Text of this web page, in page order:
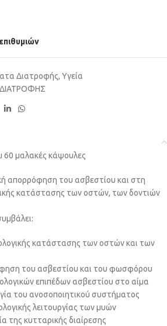
Διατροφής, Υγεία
60 μαλακές κάψουλες
απορρόφηση του ασβεστίου και στη
κατάστασης των οστών, των δοντιών
κατάστασης των οστών και των
του ασβεστίου και του φωσφόρου
επιπέδων ασβεστίου στο αίμα
του ανοσοποιητικού συστήματος
λειτουργίας των μυών
της κυτταρικής διαίρεσης